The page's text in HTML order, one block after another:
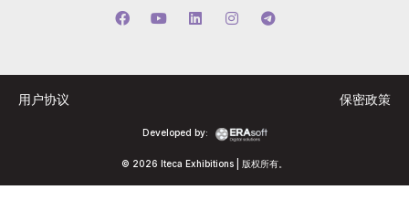
© 2026 Iteca Exhibitions | 版权所有。
Developed by:
用户协议 保密政策